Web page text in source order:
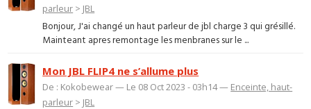
parleur > JBL
Bonjour, J'ai changé un haut parleur de jbl charge 3 qui grésillé.
Mainteant apres remontage les menbranes sur le ...
Mon JBL FLIP4 ne s’allume plus
De : Kokobewear — Le 08 Oct 2023 - 03h14 — Enceinte, haut-
parleur > JBL